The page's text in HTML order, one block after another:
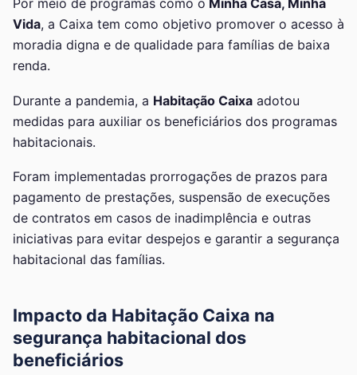
Vida, a Caixa tem como objetivo promover o acesso à
moradia digna e de qualidade para famílias de baixa
renda.
Durante a pandemia, a Habitação Caixa adotou
medidas para auxiliar os beneficiários dos programas
habitacionais.
Foram implementadas prorrogações de prazos para
pagamento de prestações, suspensão de execuções
de contratos em casos de inadimplência e outras
iniciativas para evitar despejos e garantir a segurança
habitacional das famílias.
Impacto da Habitação Caixa na
segurança habitacional dos
beneficiários